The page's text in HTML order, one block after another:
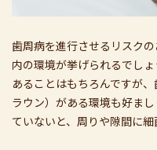
歯周病を進行させるリスク
内の環境が挙げられるでし
あることはもちろんですが
ラウン）がある環境も好ま
ていないと、周りや隙間に細